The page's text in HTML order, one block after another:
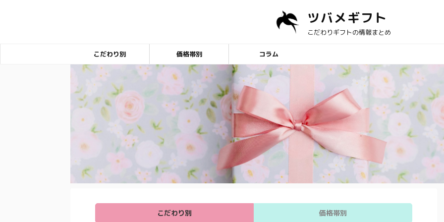
ツバメギフト
こだわりギフトの情報まとめ
こだわり別 価格帯別 コラム
こだわり別 価格帯別